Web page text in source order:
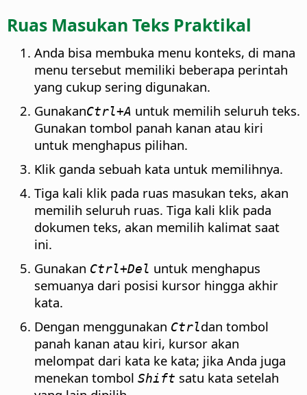
Ruas Masukan Teks Praktikal
Anda bisa membuka menu konteks, di mana
menu tersebut memiliki beberapa perintah
yang cukup sering digunakan.
GunakanCtrl+A untuk memilih seluruh teks.
Gunakan tombol panah kanan atau kiri
untuk menghapus pilihan.
Klik ganda sebuah kata untuk memilihnya.
Tiga kali klik pada ruas masukan teks, akan
memilih seluruh ruas. Tiga kali klik pada
dokumen teks, akan memilih kalimat saat
ini.
Gunakan Ctrl+Del untuk menghapus
semuanya dari posisi kursor hingga akhir
kata.
Dengan menggunakan Ctrldan tombol
panah kanan atau kiri, kursor akan
melompat dari kata ke kata; jika Anda juga
menekan tombol Shift satu kata setelah